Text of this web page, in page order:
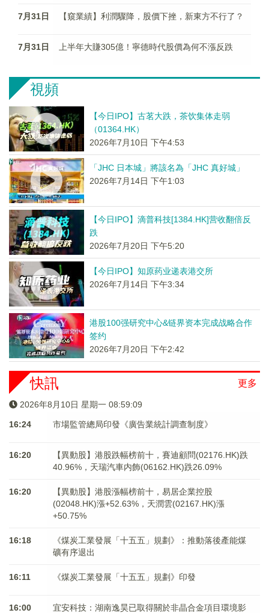
7月31日 【窺業績】利潤驟降，股價下挫，新東方不行了？
7月31日 上半年大賺305億！寧德時代股價為何不漲反跌
視頻
【今日IPO】古茗大跌，茶饮集体走弱
（01364.HK）
2026年7月10日 下午4:53
「JHC 日本城」將該名為「JHC 真好城」
2026年7月14日 下午1:03
【今日IPO】滴普科技[1384.HK]营收翻倍反
跌
2026年7月20日 下午5:20
【今日IPO】知原药业递表港交所
2026年7月14日 下午3:34
港股100强研究中心&链界资本完成战略合作
签约
2026年7月20日 下午2:42
更多
快訊
2026年8月10日 星期一 08:59:10
16:24 市場監管總局印發《廣告業統計調查制度》
16:20
【異動股】港股跌幅榜前十，賽迪顧問(02176.HK)跌
40.96%，天瑞汽車内飾(06162.HK)跌26.09%
16:20
【異動股】港股漲幅榜前十，易居企業控股
(02048.HK)漲+52.63%，天潤雲(02167.HK)漲
+50.75%
16:18
《煤炭工業發展「十五五」規劃》：推動落後產能煤
礦有序退出
16:11 《煤炭工業發展「十五五」規劃》印發
16:00
宜安科技：湖南逸昊已取得關於非晶合金項目環境影